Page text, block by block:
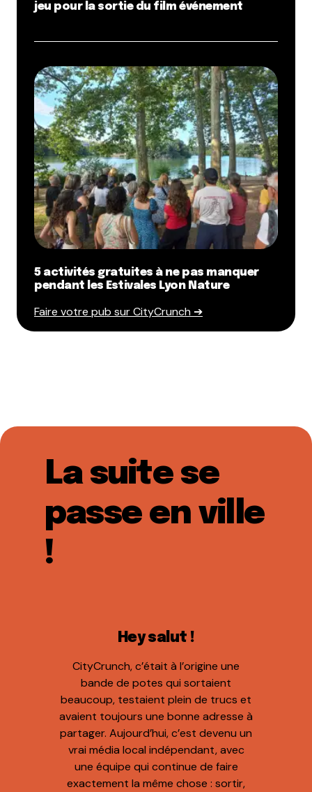
jeu pour la sortie du film événement
5 activités gratuites à ne pas manquer
pendant les Estivales Lyon Nature
Faire votre pub sur CityCrunch ➔
La suite se
passe en ville
!
Hey salut !
CityCrunch, c’était à l’origine une
bande de potes qui sortaient
beaucoup, testaient plein de trucs et
avaient toujours une bonne adresse à
partager. Aujourd’hui, c’est devenu un
vrai média local indépendant, avec
une équipe qui continue de faire
exactement la même chose : sortir,